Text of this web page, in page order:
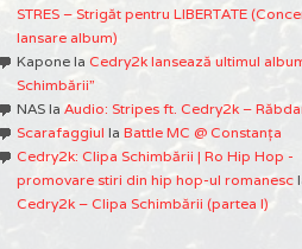
STRES – Strigăt pentru LIBERTATE
lansare album)
Kapone la Cedry2k lansează ultimul
Schimbării”
NAS la Audio: Stripes ft. Cedry2k –
Scarafaggiul la Battle MC @ Constanţa
Cedry2k: Clipa Schimbării | Ro Hip Hop -
promovare stiri din hip hop-ul romanesc
Cedry2k – Clipa Schimbării (partea I)